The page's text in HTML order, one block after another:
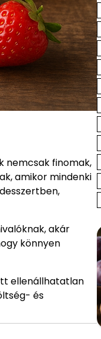
nemcsak finomak,
amikor mindenki
akár
könnyen
ellenállhatatlan
és